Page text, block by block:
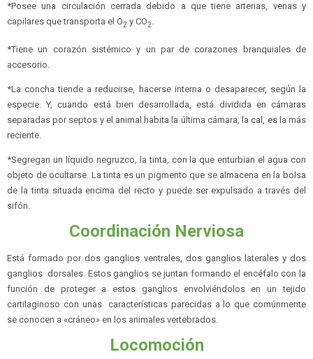
*Posee una circulación cerrada debido a que tiene arterias, venas y
capilares que transporta el O2 y CO2.
*Tiene un corazón sistémico y un par de corazones branquiales de
accesorio.
*La concha tiende a reducirse, hacerse interna o desaparecer, según la
especie. Y, cuando está bien desarrollada, está dividida en cámaras
separadas por septos y el animal habita la última cámara, la cal, es la más
reciente.
*Segregan un líquido negruzco, la tinta, con la que enturbian el agua con
objeto de ocultarse. La tinta es un pigmento que se almacena en la bolsa
de la tinta situada encima del recto y puede ser expulsado a través del
sifón.
Coordinación Nerviosa
Está formado por dos ganglios ventrales, dos ganglios laterales y dos
ganglios dorsales. Estos ganglios se juntan formando el encéfalo con la
función de proteger a estos ganglios envolviéndolos en un tejido
cartilaginoso con unas características parecidas a lo que comúnmente
se conocen a «cráneo» en los animales vertebrados.
Locomoción